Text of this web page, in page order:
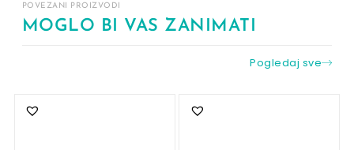
POVEZANI PROIZVODI
MOGLO BI VAS ZANIMATI
Pogledaj sve